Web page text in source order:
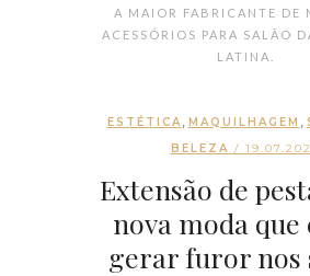
A MAIOR FABRICANTE DE
ACESSÓRIOS PARA SALÃO
LATINA.
ESTÉTICA MAQUILHAGEM
BELEZA /
Extensão de
nova moda que
gerar furor nos